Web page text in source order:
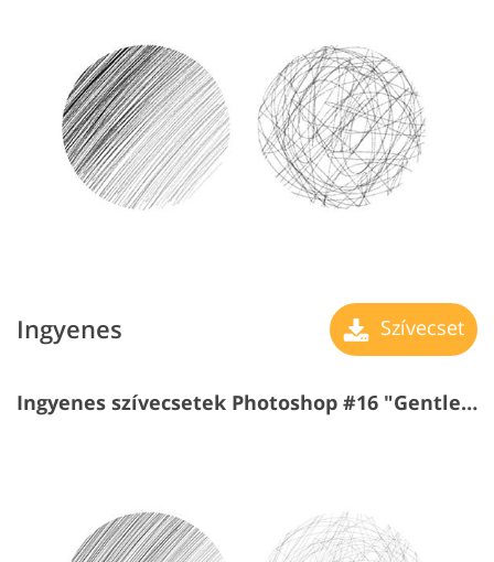
Ingyenes Szívecset
Ingyenes szívecsetek Photoshop #16 "Gentle Touches"